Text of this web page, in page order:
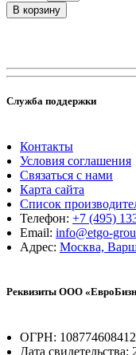
В корзину
Служба поддержки
Контакты
Условия соглашения
Связаться с нами
Карта сайта
Список
Телефон: +7 (495)
Email: info@etgo-
Адрес: Москва,
Реквизиты ООО
ОГРН:
Дата свидетельства: